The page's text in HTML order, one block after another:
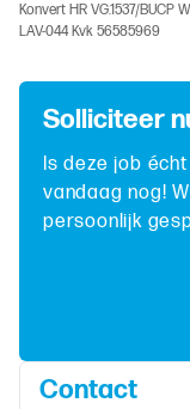
Konvert HR VG.1537/BUCP
LAV-044 Kvk 56585969
Solliciteer
Is deze job
vandaag nog!
persoonlijk
Contact